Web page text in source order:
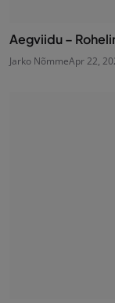
Aegviidu –
Jarko NõmmeApr 22,